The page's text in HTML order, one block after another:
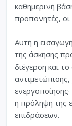
καθημερινή
προπονητές, οι
Αυτή η
της άσκησης
διέγερση και
η πρόληψη της
επιδράσεων.